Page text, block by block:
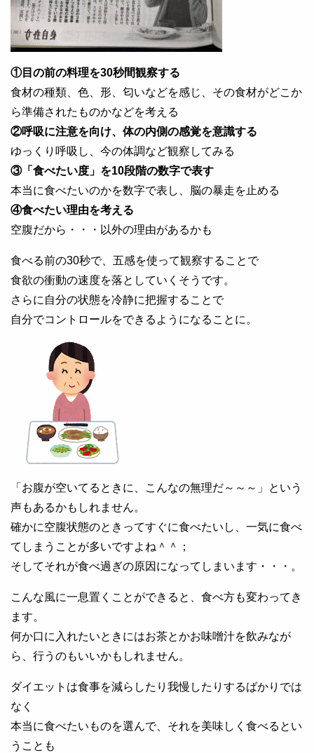
①目の前の料理を30秒間観察する
食材の種類、色、形、匂いなどを感じ、その食材がどこか
ら準備されたものかなどを考える
②呼吸に注意を向け、体の内側の感覚を意識する
ゆっくり呼吸し、今の体調など観察してみる
③「食べたい度」を10段階の数字で表す
本当に食べたいのかを数字で表し、脳の暴走を止める
④食べたい理由を考える
空腹だから・・・以外の理由があるかも
食べる前の30秒で、五感を使って観察することで
食欲の衝動の速度を落としていくそうです。
さらに自分の状態を冷静に把握することで
自分でコントロールをできるようになることに。
「お腹が空いてるときに、こんなの無理だ～～～」という
声もあるかもしれません。
確かに空腹状態のときってすぐに食べたいし、一気に食べ
てしまうことが多いですよね＾＾；
そしてそれが食べ過ぎの原因になってしまいます・・・。
こんな風に一息置くことができると、食べ方も変わってき
ます。
何か口に入れたいときにはお茶とかお味噌汁を飲みなが
ら、行うのもいいかもしれません。
ダイエットは食事を減らしたり我慢したりするばかりでは
なく
本当に食べたいものを選んで、それを美味しく食べるとい
うことも